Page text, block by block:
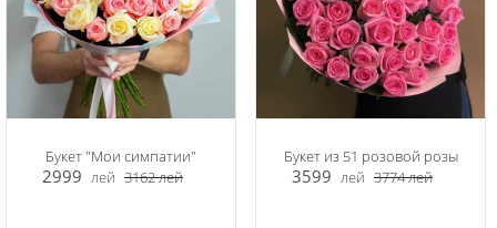
Букет "Мои симпатии"
2999 лей 3162лей
Букет из 51 розовой розы
3599 лей 3774лей